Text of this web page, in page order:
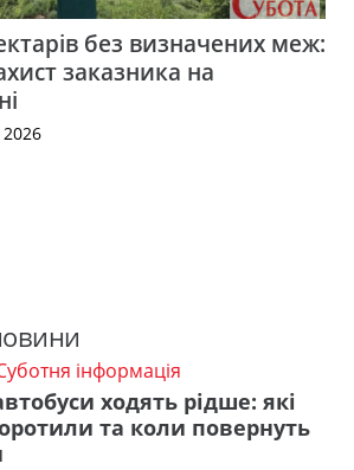
без визначених меж:
заказника на
інформація
ходять рідше: які
та коли повернуть